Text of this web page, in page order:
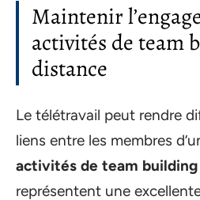
Maintenir
activités de team
distance
Le télétravail peut rendre
liens entre les membres
activités de team building
représentent une